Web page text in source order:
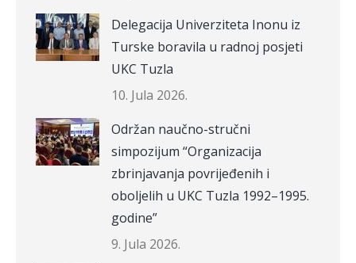
Delegacija Univerziteta Inonu iz
Turske boravila u radnoj posjeti
UKC Tuzla
10. Jula 2026.
Održan naučno-stručni
simpozijum “Organizacija
zbrinjavanja povrijeđenih i
oboljelih u UKC Tuzla 1992–1995.
godine”
9. Jula 2026.